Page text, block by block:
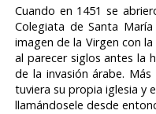
Cuando en 1451 se
Colegiata de Santa
imagen de la Virgen con
al parecer siglos antes la
de la invasión árabe.
tuviera su propia iglesia y
llamándosele desde